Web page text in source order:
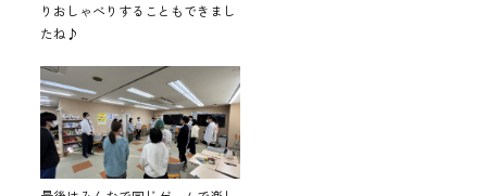
りおしゃべりすることもできまし
たね♪